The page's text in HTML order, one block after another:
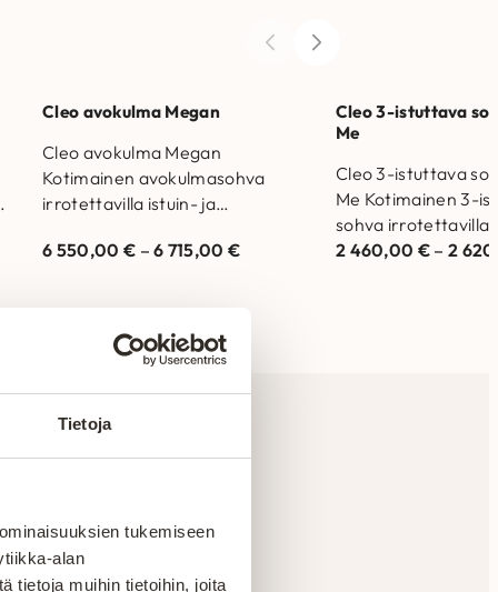
Tietoja
tukemiseen
alan
tietoja muihin tietoihin, joita
Cleo avokulma Megan
Cleo avokulma Megan
Kotimainen avokulmasohva
irrotettavilla istuin- ja
Suomessa. Runkorakenne on
täytteenä allergiaystävällistä…
6 550,00 € –6 715,00€
Cleo 3-istuttava
Me
Cleo 3-istuttava
Me Kotimainen 3-
sohva irrotettavilla
selkätyynyillä.
2 460,00 € –2